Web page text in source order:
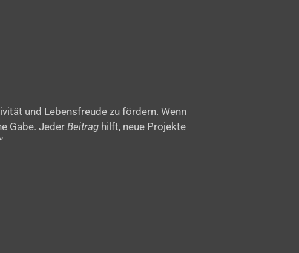
und Lebensfreude zu fördern. Wenn
Gabe. Jeder Beitraghilft, neue Projekte